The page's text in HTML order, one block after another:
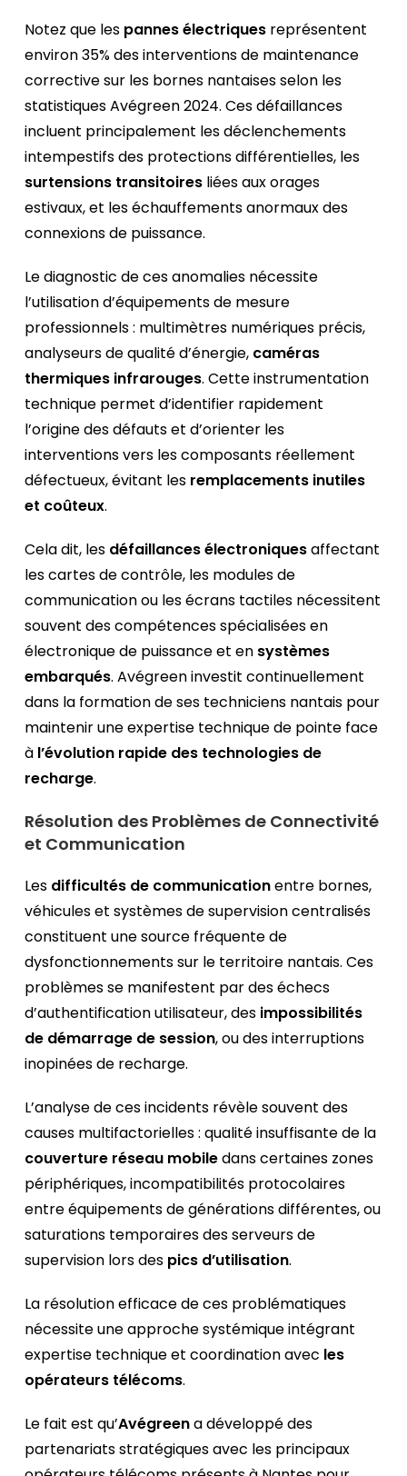
Notez que les pannes électriques représentent
environ 35% des interventions de maintenance
corrective sur les bornes nantaises selon les
statistiques Avégreen 2024. Ces défaillances
incluent principalement les déclenchements
intempestifs des protections différentielles, les
surtensions transitoires liées aux orages
estivaux, et les échauffements anormaux des
connexions de puissance.
Le diagnostic de ces anomalies nécessite
l’utilisation d’équipements de mesure
professionnels : multimètres numériques précis,
analyseurs de qualité d’énergie, caméras
thermiques infrarouges. Cette instrumentation
technique permet d’identifier rapidement
l’origine des défauts et d’orienter les
interventions vers les composants réellement
défectueux, évitant les remplacements inutiles
et coûteux.
Cela dit, les défaillances électroniquesaffectant
les cartes de contrôle, les modules de
communication ou les écrans tactiles nécessitent
souvent des compétences spécialisées en
électronique de puissance et en systèmes
embarqués. Avégreen investit continuellement
dans la formation de ses techniciens nantais pour
maintenir une expertise technique de pointe face
à l’évolution rapide des technologies de
recharge.
Résolution des Problèmes de Connectivité
et Communication
Les difficultés de communicationentre bornes,
véhicules et systèmes de supervision centralisés
constituent une source fréquente de
dysfonctionnements sur le territoire nantais. Ces
problèmes se manifestent par des échecs
d’authentification utilisateur, des impossibilités
de démarrage de session, ou des interruptions
inopinées de recharge.
L’analyse de ces incidents révèle souvent des
causes multifactorielles : qualité insuffisante de la
couverture réseau mobiledans certaines zones
périphériques, incompatibilités protocolaires
entre équipements de générations différentes, ou
saturations temporaires des serveurs de
supervision lors des pics d’utilisation.
La résolution efficace de ces problématiques
nécessite une approche systémique intégrant
expertise technique et coordination avec les
opérateurs télécoms.
Le fait est qu’Avégreena développé des
partenariats stratégiques avec les principaux